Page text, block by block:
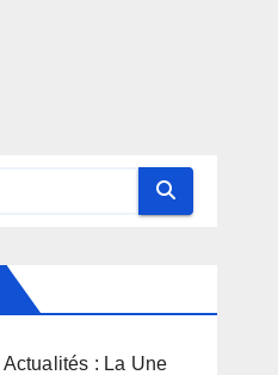
Actualités : La Une